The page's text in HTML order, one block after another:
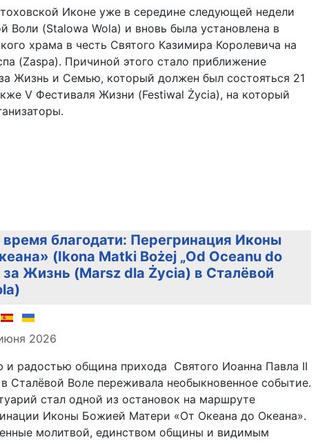
Иконе уже в середине следующей недели
Воли (Stalowa Wola) и вновь была установлена в
храма в честь Святого Казимира Королевича на
(Zaspa). Причиной этого стало приближение
Жизнь и Семью, который должен был состояться 21
V Фестиваля Жизни (Festiwal Życia), на который
благодати: Перегринация Иконы
(Ikona Matki Bożej „Od Oceanu do
Жизнь (Marsz dla Życia) в Сталёвой
2026
и радостью община прихода Святого Иоанна Павла II
в Сталёвой Воле переживала необыкновенное событие.
стал одной из остановок на маршруте
Иконы Божией Матери «От Океана до Океана».
молитвой, единством общины и видимым